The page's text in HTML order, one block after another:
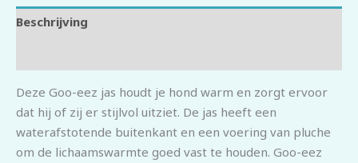
Beschrijving
Deze Goo-eez jas houdt je hond warm en zorgt ervoor
dat hij of zij er stijlvol uitziet. De jas heeft een
waterafstotende buitenkant en een voering van pluche
om de lichaamswarmte goed vast te houden. Goo-eez